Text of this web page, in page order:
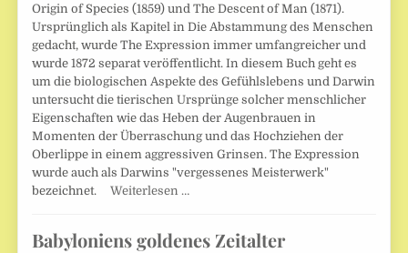
Origin of Species (1859) und The Descent of Man (1871).
Ursprünglich als Kapitel in Die Abstammung des Menschen
gedacht, wurde The Expression immer umfangreicher und
wurde 1872 separat veröffentlicht. In diesem Buch geht es
um die biologischen Aspekte des Gefühlslebens und Darwin
untersucht die tierischen Ursprünge solcher menschlicher
Eigenschaften wie das Heben der Augenbrauen in
Momenten der Überraschung und das Hochziehen der
Oberlippe in einem aggressiven Grinsen. The Expression
wurde auch als Darwins "vergessenes Meisterwerk"
bezeichnet.Weiterlesen …
Babyloniens goldenes Zeitalter